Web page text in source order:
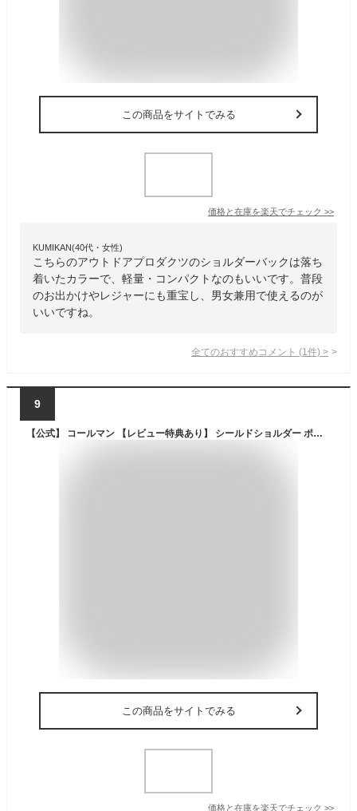
この商品をサイトでみる
価格と在庫を楽天でチェック >>
KUMIKAN(40代・女性)
こちらのアウトドアプロダクツのショルダーバックは落ち
着いたカラーで、軽量・コンパクトなのもいいです。普段
のお出かけやレジャーにも重宝し、男女兼用で使えるのが
いいですね。
全てのおすすめコメント (1 件) >
9
【公式】 コールマン 【レビュー特典あり】 シールドショルダー ポーチ コールマン ショルダーバッグ ボックス型 収納 アウトドア レジャー おでかけ Coleman コールマン ポーチ メッシュポケット ブラック グレー ユニセックス 防水 バッグ 斜め掛けかばん
この商品をサイトでみる
価格と在庫を楽天でチェック >>